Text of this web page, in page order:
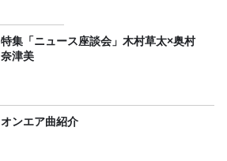
特集「ニュース座談会」木村草太×奥村
奈津美
オンエア曲紹介